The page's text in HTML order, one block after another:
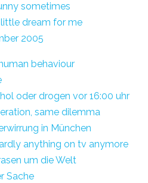
sometimes
dream for me
2005
behaviour
oder drogen vor 16:00 uhr
same dilemma
in München
anything on tv anymore
um die Welt
Sache